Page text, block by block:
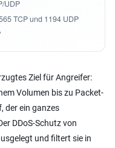
UDP
TCP und 1194 UDP
Ziel für Angreifer:
Volumen bis zu Packet-
der ein ganzes
DDoS-Schutz von
und filtert sie in